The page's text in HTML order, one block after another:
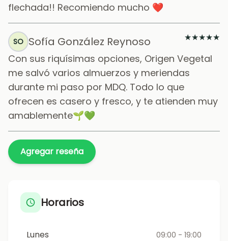
flechada!! Recomiendo mucho ❤️
SO Sofía González Reynoso ★★★★★
Con sus riquísimas opciones, Origen Vegetal
me salvó varios almuerzos y meriendas
durante mi paso por MDQ. Todo lo que
ofrecen es casero y fresco, y te atienden muy
amablemente🌱💚
Agregar reseña
Horarios
Lunes 09:00 - 19:00